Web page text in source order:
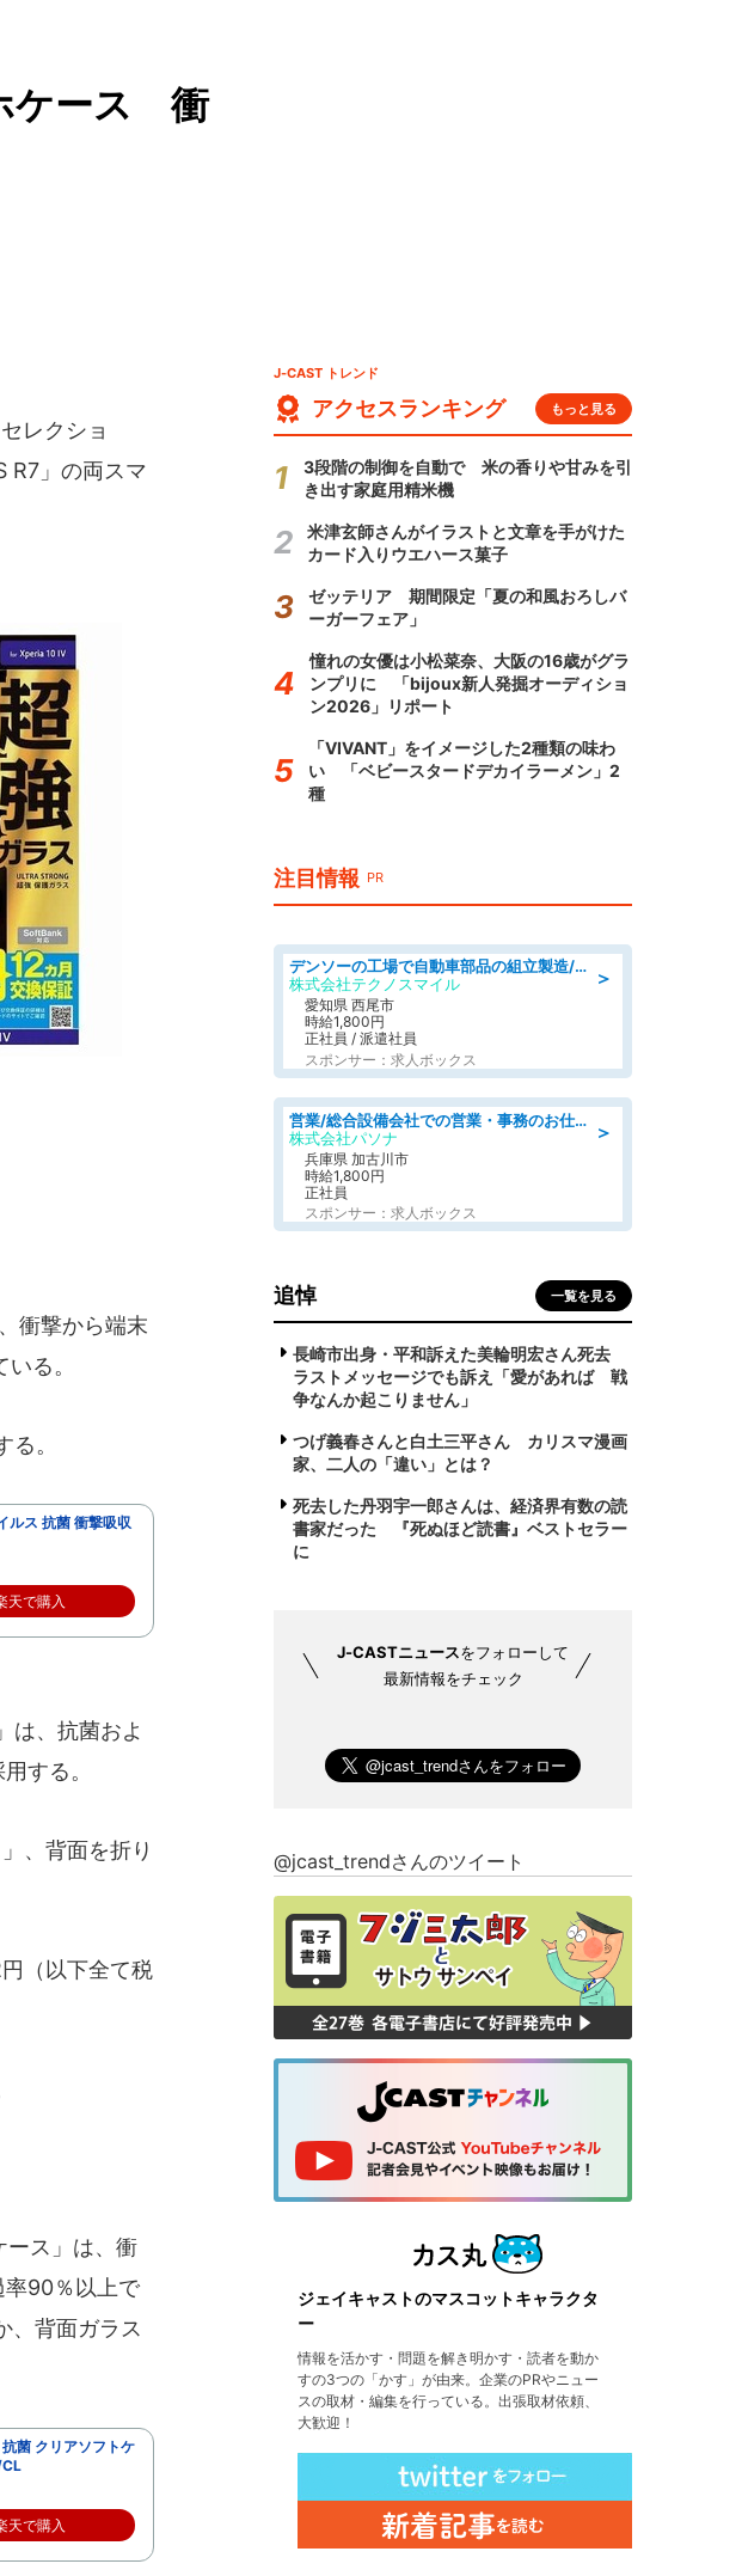
ケース 衝
レクショ
R7」の両スマ
衝撃から端末
る。
。
ス 抗菌 衝撃吸収
天で購入
は、抗菌およ
する。
、背面を折り
（以下全て税
ース」は、衝
率90％以上で
、背面ガラス
菌 クリアソフトケ
天で購入
J-CAST トレンド
アクセスランキング もっと見る
3段階の制御を自動で 米の香りや甘みを引
き出す家庭用精米機
米津玄師さんがイラストと文章を手がけた
カード入りウエハース菓子
ゼッテリア 期間限定「夏の和風おろしバ
ーガーフェア」
憧れの女優は小松菜奈、大阪の16歳がグラ
ンプリに 「bijoux新人発掘オーディショ
ン2026」リポート
「VIVANT」をイメージした2種類の味わ
い 「ベビースタードデカイラーメン」2
種
注目情報 PR
＞
デンソーの工場で自動車部品の組立製造/denso aichi
株式会社テクノスマイル
愛知県 西尾市
時給1,800円
正社員 / 派遣社員
スポンサー：求人ボックス
＞
営業/総合設備会社での営業・事務のお仕事/即日勤務可/車通勤可/営業/営業事務
株式会社パソナ
兵庫県 加古川市
時給1,800円
正社員
スポンサー：求人ボックス
追悼 一覧を見る
長崎市出身・平和訴えた美輪明宏さん死去
ラストメッセージでも訴え「愛があれば 戦
争なんか起こりません」
つげ義春さんと白土三平さん カリスマ漫画
家、二人の「違い」とは？
死去した丹羽宇一郎さんは、経済界有数の読
書家だった 『死ぬほど読書』ベストセラー
に
J-CASTニュースをフォローして
最新情報をチェック
@jcast_trendさんのツイート
ジェイキャストのマスコットキャラクタ
ー
情報を活かす・問題を解き明かす・読者を動か
すの3つの「かす」が由来。企業のPRやニュー
スの取材・編集を行っている。出張取材依頼、
大歓迎！